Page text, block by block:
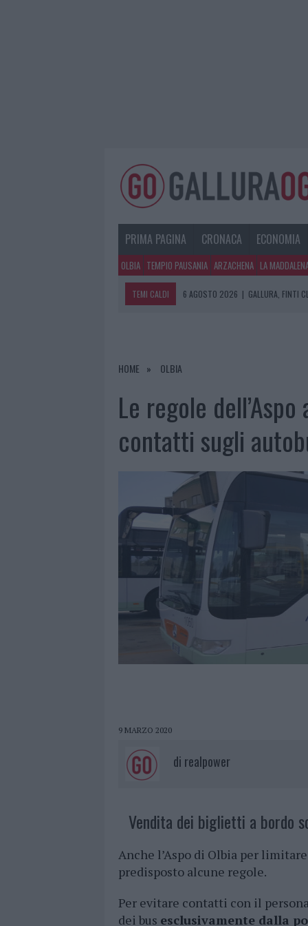
PRIMA PAGINA CRONACA ECONOMIA
OLBIA TEMPIO PAUSANIA ARZACHENA LA
TEMI CALDI 6 AGOSTO 2026 | GALLURA, FINTI
6 AGOSTO 2026
HOME OLBIA
Le regole
contatti sugli
9 MARZO 2020
di realpower
Vendita dei biglietti a bordo
Anche l’Aspo di Olbia per
predisposto alcune regole.
Per evitare contatti con il
dei bus esclusivamente dalla